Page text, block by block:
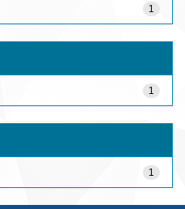
1
1
1